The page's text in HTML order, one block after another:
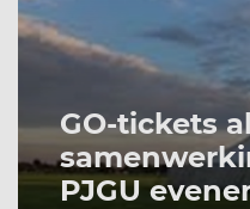
GO-tickets
PJGU